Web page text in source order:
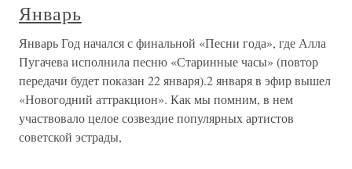
Январь
Январь Год начался с финальной «Песни года», где Алла
Пугачева исполнила песню «Старинные часы» (повтор
передачи будет показан 22 января).2 января в эфир вышел
«Новогодний аттракцион». Как мы помним, в нем
участвовало целое созвездие популярных артистов
советской эстрады,